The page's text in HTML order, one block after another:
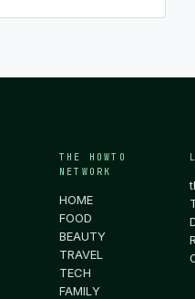
THE HOWTO
NETWORK
HOME
FOOD
BEAUTY
TRAVEL
TECH
FAMILY